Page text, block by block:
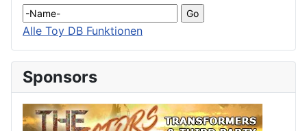
Alle Toy DB Funktionen
Sponsors